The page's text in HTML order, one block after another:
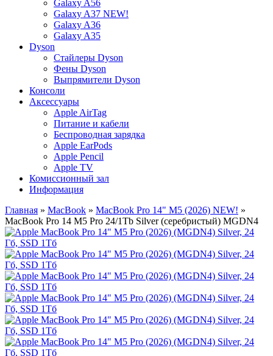
Galaxy A56
Galaxy A37 NEW!
Galaxy A36
Galaxy A35
Dyson
Стайлеры Dyson
Фены Dyson
Выпрямители Dyson
Консоли
Аксессуары
Apple AirTag
Питание и кабели
Беспроводная зарядка
Apple EarPods
Apple Pencil
Apple TV
Комиссионный зал
Информация
Главная » MacBook » MacBook Pro 14" M5 (2026) NEW! »
MacBook Pro 14 M5 Pro 24/1Tb Silver (серебристый) MGDN4